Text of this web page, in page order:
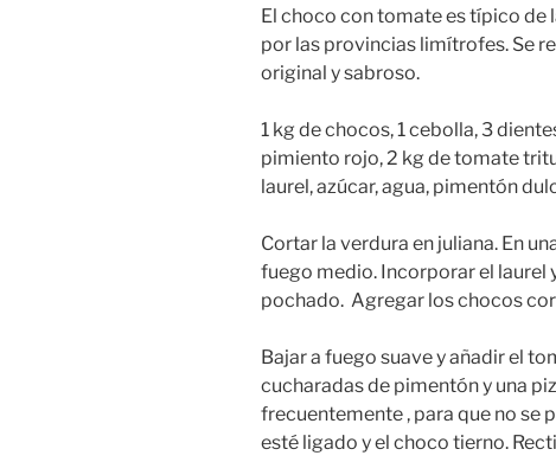
El choco con tomate es típico de
por las provincias limítrofes. Se
original y sabroso.
1 kg de chocos, 1 cebolla, 3
pimiento rojo, 2 kg de tomate
laurel, azúcar, agua, pimentón
Cortar la verdura en juliana. En
fuego medio. Incorporar el laurel
pochado. Agregar los chocos
Bajar a fuego suave y añadir el
cucharadas de pimentón y una
frecuentemente , para que no se
esté ligado y el choco tierno.